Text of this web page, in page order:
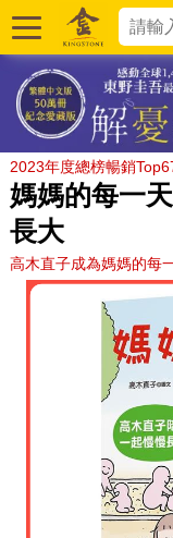
2023年度總榜暢銷
媽媽的每一
長大
高木直子成為媽媽的每